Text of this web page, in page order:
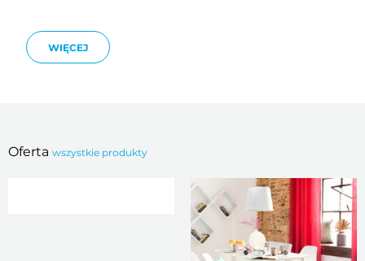
WIĘCEJ
Oferta wszystkie produkty